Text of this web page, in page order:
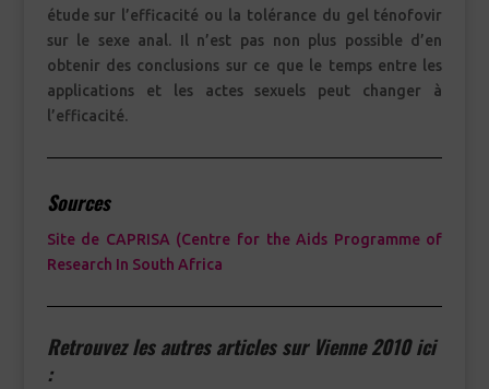
étude sur l’efficacité ou la tolérance du gel ténofovir
sur le sexe anal. Il n’est pas non plus possible d’en
obtenir des conclusions sur ce que le temps entre les
applications et les actes sexuels peut changer à
l’efficacité.
Sources
Site de CAPRISA (Centre for the Aids Programme of
Research In South Africa
Retrouvez les autres articles sur Vienne 2010 ici
: